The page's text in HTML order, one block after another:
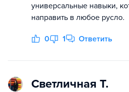
универсальные навыки,
направить в любое русло.
0 1 Ответить
Светличная Т.